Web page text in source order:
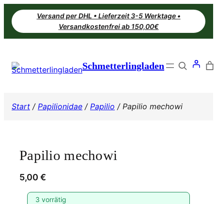
Zum
Inhalt
springen
Versand per DHL • Lieferzeit 3-5 Werktage •
Versandkostenfrei ab 150,00€
Schmetterlingladen Search
Start / Papilionidae / Papilio / Papilio mechowi
Papilio mechowi
5,00 €
3 vorrätig